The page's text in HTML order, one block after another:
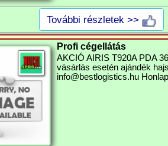
További részletek >>
Profi cégellátás
AKCIÓ AIRIS T920A PDA
vásárlás esetén ajándék
info@bestlogistics.hu